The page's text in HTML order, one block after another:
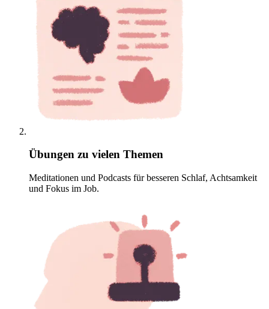
Übungen zu vielen Themen
Meditationen und Podcasts für besseren Schlaf, Achtsamkeit
und Fokus im Job.